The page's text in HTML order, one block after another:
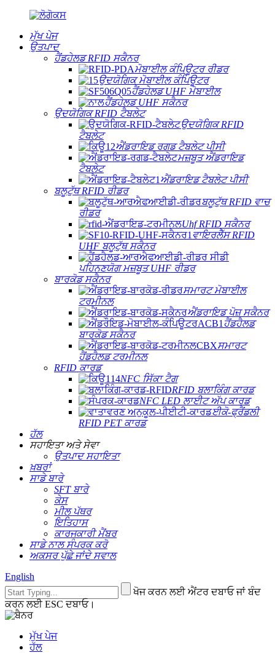
ਮੁੱਖ ਪੇਜ
ਉਤਪਾਦ
ਹੈਂਡਹੇਲਡ RFID ਸਕੈਨਰ
ਮੋਬਾਈਲ ਕੰਪਿਊਟਰ ਰੀਡਰ
ਉਦਯੋਗਿਕ ਮੋਬਾਈਲ ਕੰਪਿਊਟਰ
ਹੈਂਡਹੇਲਡ UHF ਮੋਬਾਈਲ
ਹੈਂਡਹੇਲਡ UHF ਸਕੈਨਰ
ਉਦਯੋਗਿਕ RFID ਟੈਬਲੇਟ
ਉਦਯੋਗਿਕ RFID
ਟੈਬਲੇਟ
ਐਂਡਰਾਇਡ ਰਗਡ ਟੈਬਲੇਟ ਪੀਸੀ
ਮਜ਼ਬੂਤ ​​ਐਂਡਰਾਇਡ
ਟੈਬਲੇਟ
ਐਂਡਰਾਇਡ ਟੈਬਲੇਟ ਪੀਸੀ
ਬਲੂਟੁੱਥ RFID ਰੀਡਰ
ਬਲੂਟੁੱਥ RFID ਵਾਚ
ਰੀਡਰ
Uhf RFID ਸਕੈਨਰ
ਵਾਇਰਲੈੱਸ RFID
UHF ਬਲੂਟੁੱਥ ਸਕੈਨਰ
ਪਹਿਨਣਯੋਗ ਮਜ਼ਬੂਤ ​​UHF ਰੀਡਰ
ਬਾਰਕੋਡ ਸਕੈਨਰ
ਸਮਾਰਟ ਮੋਬਾਈਲ
ਟਰਮੀਨਲ
ਐਂਡਰਾਇਡ ਪੋਜ਼ ਸਕੈਨਰ
ਹੈਂਡਹੈਲਡ
ਬਾਰਕੋਡ ਸਕੈਨਰ
ਸਮਾਰਟ
ਹੈਂਡਹੈਲਡ ਟਰਮੀਨਲ
RFID ਕਾਰਡ
NFC ਸਿੱਕਾ ਟੈਗ
RFID ਬਲਾਕਿੰਗ ਕਾਰਡ
NFC LED ਲਾਈਟ ਅੱਪ ਕਾਰਡ
ਈਕੋ-ਫ੍ਰੈਂਡਲੀ
RFID PET ਕਾਰਡ
ਹੱਲ
ਸਹਾਇਤਾ ਅਤੇ ਸੇਵਾ
ਉਤਪਾਦ ਸਹਾਇਤਾ
ਖ਼ਬਰਾਂ
ਸਾਡੇ ਬਾਰੇ
SFT ਬਾਰੇ
ਕੇਸ
ਮੀਲ ਪੱਥਰ
ਇਤਿਹਾਸ
ਕਾਰਜਕਾਰੀ ਮੈਂਬਰ
ਸਾਡੇ ਨਾਲ ਸੰਪਰਕ ਕਰੋ
ਅਕਸਰ ਪੁੱਛੇ ਜਾਂਦੇ ਸਵਾਲ
English
ਖੋਜ ਕਰਨ ਲਈ ਐਂਟਰ ਦਬਾਓ ਜਾਂ ਬੰਦ
ਕਰਨ ਲਈ ESC ਦਬਾਓ।
ਮੁੱਖ ਪੇਜ
ਹੱਲ